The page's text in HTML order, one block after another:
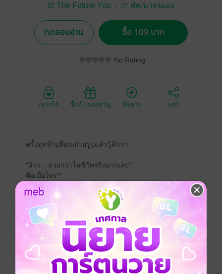
The Future You พัฒนาตนเอง
ทดลองอ่าน ซื้อ 109 บาท
No Rating
อยากได้ ซื้อเป็นของขวัญ ติดตาม แชร์
ครั้งสุดท้ายที่คุณถ่ายรูปแล้วรู้สึกว่า
"อ้าว... สวยกว่าในชีวิตจริงมากเลย"
คือเมื่อไหร่?
มีหลายคนเคยบอกว่า —
ถ่ายรูปอาหารมา 3 ปี แต่ไม่เคยได้รูปที่ตัวเองชอบสักครั้ง
ถ่ายรูปกับแฟน แต่รูปออกมาดูแบนและไม่มีความรู้สึก
มีมือถือแพงมาก แต่รูปยังดูเหมือนมือถือถูก
ไม่มีใครบอกว่า...
นั่นไม่ใช่ความผิดของกล้อง
มันคือทักษะที่ยังไม่ได้ฝึก